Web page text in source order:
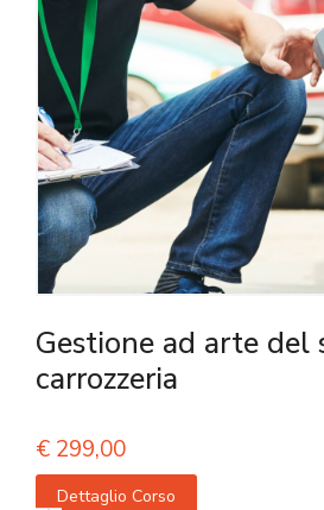
Gestione ad arte del
carrozzeria
€ 299,00
Dettaglio Corso